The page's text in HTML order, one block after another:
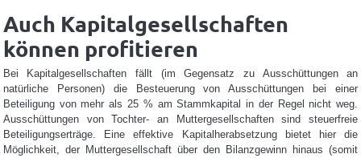
Auch Kapitalgesellschaften
können profitieren
Bei Kapitalgesellschaften fällt (im Gegensatz zu Ausschüttungen an
natürliche Personen) die Besteuerung von Ausschüttungen bei einer
Beteiligung von mehr als 25 % am Stammkapital in der Regel nicht weg.
Ausschüttungen von Tochter- an Muttergesellschaften sind steuerfreie
Beteiligungserträge. Eine effektive Kapitalherabsetzung bietet hier die
Möglichkeit, der Muttergesellschaft über den Bilanzgewinn hinaus (somit